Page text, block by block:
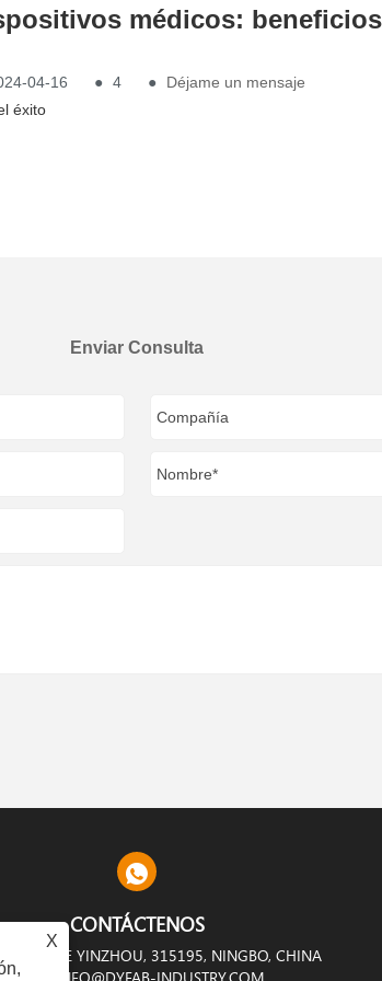
médicos:
04-16 ● 4 ●
Déjame un mensaje
éxito
Enviar Consulta
CONTÁCTENOS
DE YINZHOU, 315195, NINGBO, CHINA
INFO@DYFAB-INDUSTRY.COM
X